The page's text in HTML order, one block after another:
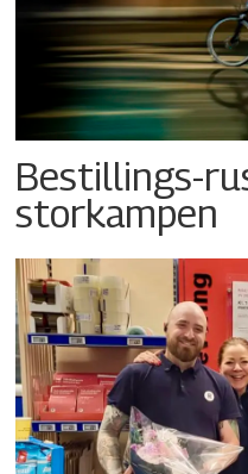
Bestillings-
storkampen